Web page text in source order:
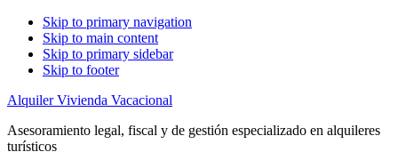
Skip to primary navigation
Skip to main content
Skip to primary sidebar
Skip to footer
Alquiler Vivienda Vacacional
Asesoramiento legal, fiscal y de gestión especializado en alquileres
turísticos